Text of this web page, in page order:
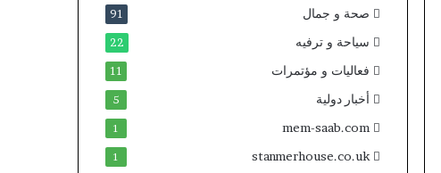
صحة و جمال 91
سياحة و ترفيه 22
فعاليات و مؤتمرات 11
أخبار دولية 5
mem-saab.com
1
stanmerhouse.co.uk
1